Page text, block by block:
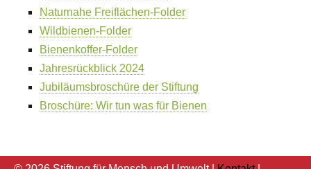
Naturnahe Freiflächen-Folder
Wildbienen-Folder
Bienenkoffer-Folder
Jahresrückblick 2024
Jubiläumsbroschüre der Stiftung
Broschüre: Wir tun was für Bienen